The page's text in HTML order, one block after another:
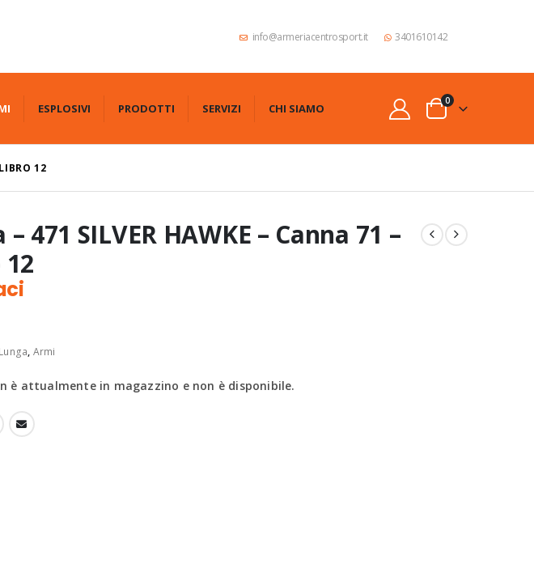
info@armeriacentrosport.it 3401610142
ESPLOSIVI PRODOTTI SERVIZI CHI SIAMO
0
12
471 SILVER HAWKE – Canna 71 –
, Armi
è attualmente in magazzino e non è disponibile.